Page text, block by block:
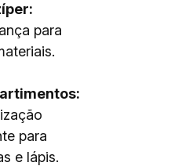
para
para
e lápis.